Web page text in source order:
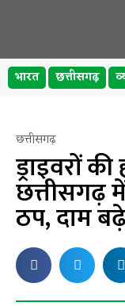
भारत छत्तीसगढ़
छत्तीसगढ़
ड्राइवरों
छत्तीसगढ़
ठप, दाम